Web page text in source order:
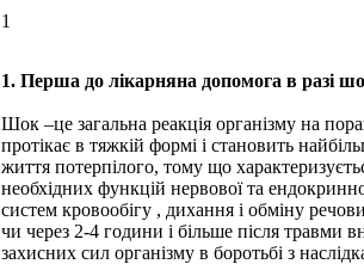
1
1. Перша до лікарняна допомога в разі
Шок –це загальна реакція організму на
протікає в тяжкій формі і становить
життя потерпілого, тому що
необхідних функцій нервової та
систем кровообігу , дихання і обміну
чи через 2-4 години і більше після травми
захисних сил організму в боротьбі з